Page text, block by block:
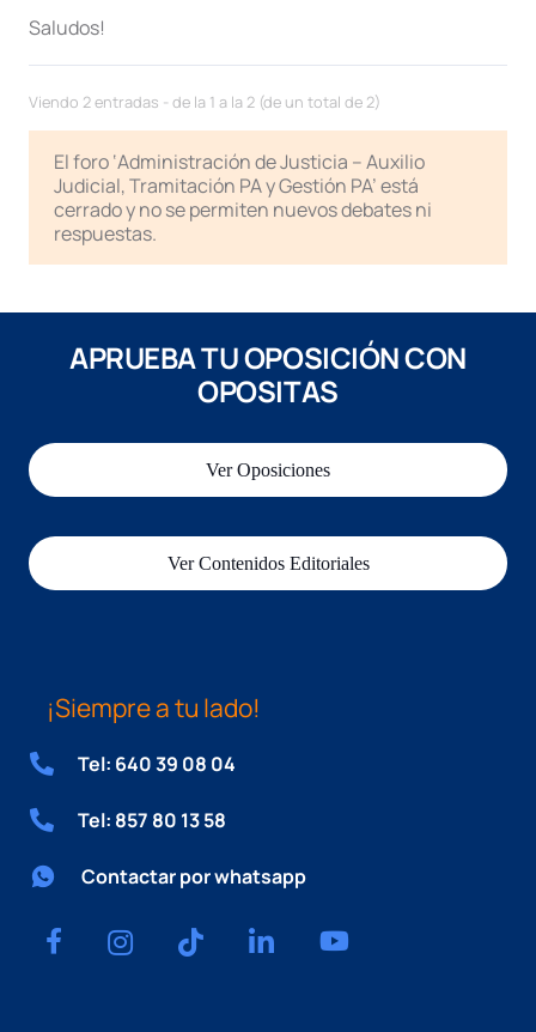
Saludos!
Viendo 2 entradas - de la 1 a la 2 (de un total de 2)
El foro ‘Administración de Justicia – Auxilio
Judicial, Tramitación PA y Gestión PA’ está
cerrado y no se permiten nuevos debates ni
respuestas.
APRUEBA TU OPOSICIÓN CON
OPOSITAS
Ver Oposiciones
Ver Contenidos Editoriales
¡Siempre a tu lado!
Tel: 640 39 08 04
Tel: 857 80 13 58
Contactar por whatsapp